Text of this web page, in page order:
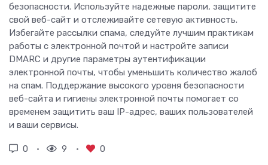
безопасности. Используйте надежные пароли, защитите
свой веб-сайт и отслеживайте сетевую активность.
Избегайте рассылки спама, следуйте лучшим практикам
работы с электронной почтой и настройте записи
DMARC и другие параметры аутентификации
электронной почты, чтобы уменьшить количество жалоб
на спам. Поддержание высокого уровня безопасности
веб-сайта и гигиены электронной почты помогает со
временем защитить ваш IP-адрес, ваших пользователей
и ваши сервисы.
0 9 0